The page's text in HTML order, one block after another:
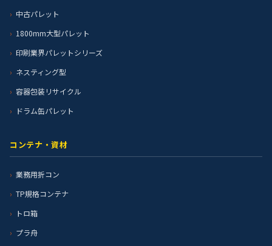
中古パレット
1800mm大型パレット
印刷業界パレットシリーズ
ネスティング型
容器包装リサイクル
ドラム缶パレット
コンテナ・資材
業務用折コン
TP規格コンテナ
トロ箱
プラ舟